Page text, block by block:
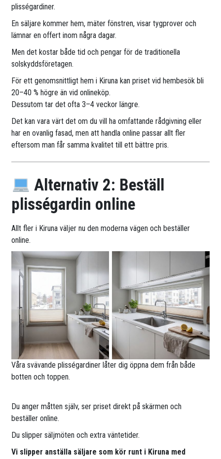
plisségardiner.
En säljare kommer hem, mäter fönstren, visar tygprover och
lämnar en offert inom några dagar.
Men det kostar både tid och pengar för de traditionella
solskyddsföretagen.
För ett genomsnittligt hem i Kiruna kan priset vid hembesök bli
20–40 % högre än vid onlineköp.
Dessutom tar det ofta 3–4 veckor längre.
Det kan vara värt det om du vill ha omfattande rådgivning eller
har en ovanlig fasad, men att handla online passar allt fler
eftersom man får samma kvalitet till ett bättre pris.
Alternativ 2: Beställ
plisségardin online
Allt fler i Kiruna väljer nu den moderna vägen och beställer
online.
Våra svävande plisségardiner låter dig öppna dem från både
botten och toppen.
Du anger måtten själv, ser priset direkt på skärmen och
beställer online.
Du slipper säljmöten och extra väntetider.
Vi slipper anställa säljare som kör runt i Kiruna med